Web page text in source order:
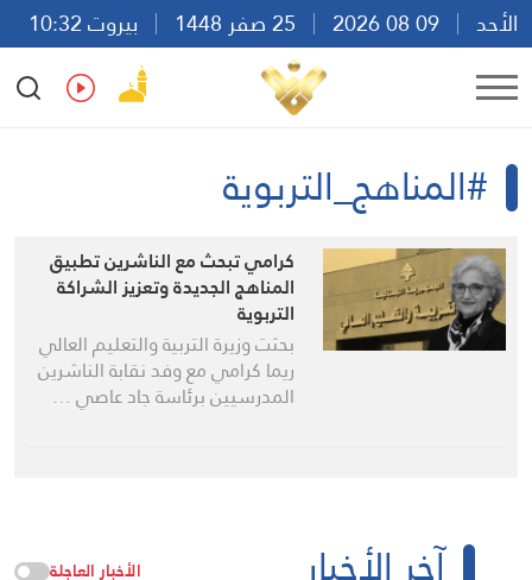
الأحد
بيروت 10:32
Ar
En Fr Es
#المناهج_التربوية
كرامي تبحث مع الناشرين تطبيق
المناهج الجديدة وتعزيز الشراكة
التربوية
بحثت وزيرة التربية والتعليم العالي
ريما كرامي مع وفد نقابة الناشرين
المدرسيين برئاسة جاد عاصي …
الأخبار العاجلة